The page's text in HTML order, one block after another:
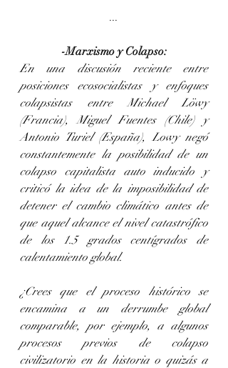
...
-Marxismo y Colapso:
En una discusión reciente entre
posiciones ecosocialistas y enfoques
colapsistas entre Michael Löwy
(Francia), Miguel Fuentes (Chile) y
Antonio Turiel (España), Lowy negó
constantemente la posibilidad de un
colapso capitalista auto inducido y
criticó la idea de la imposibilidad de
detener el cambio climático antes de
que aquel alcance el nivel catastrófico
de los 1.5 grados centígrados de
calentamiento global.
¿Crees que el proceso histórico se
encamina a un derrumbe global
comparable, por ejemplo, a algunos
procesos previos de colapso
civilizatorio en la historia o quizás a